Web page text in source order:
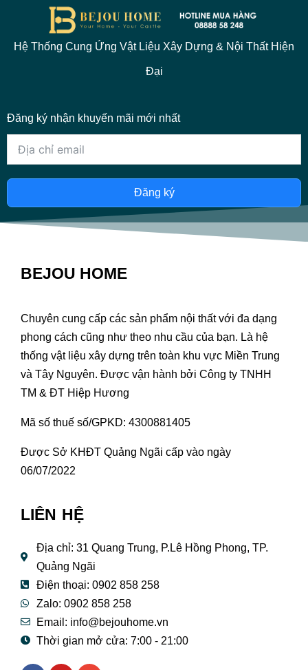
Hệ Thống Cung Ứng Vật Liệu Xây Dựng & Nội Thất Hiện
Đại
Đăng ký nhận khuyến mãi mới nhất
Đăng ký
BEJOU HOME
Chuyên cung cấp các sản phẩm nội thất với đa dạng
phong cách cũng như theo nhu cầu của bạn. Là hệ
thống vật liệu xây dựng trên toàn khu vực Miền Trung
và Tây Nguyên. Được vận hành bởi Công ty TNHH
TM & ĐT Hiệp Hương
Mã số thuế số/GPKD: 4300881405
Được Sở KHĐT Quảng Ngãi cấp vào ngày
06/07/2022
LIÊN HỆ
Địa chỉ: 31 Quang Trung, P.Lê Hồng Phong, TP.
Quảng Ngãi
Điện thoại: 0902 858 258
Zalo: 0902 858 258
Email: info@bejouhome.vn
Thời gian mở cửa: 7:00 - 21:00